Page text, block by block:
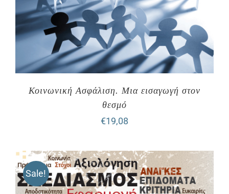
Κοινωνική Ασφάλιση. Μια εισαγωγή στον
θεσμό
€19,08
Sale!